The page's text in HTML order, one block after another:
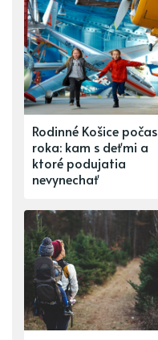
Rodinné Košice počas
roka: kam s deťmi a
ktoré podujatia
nevynechať